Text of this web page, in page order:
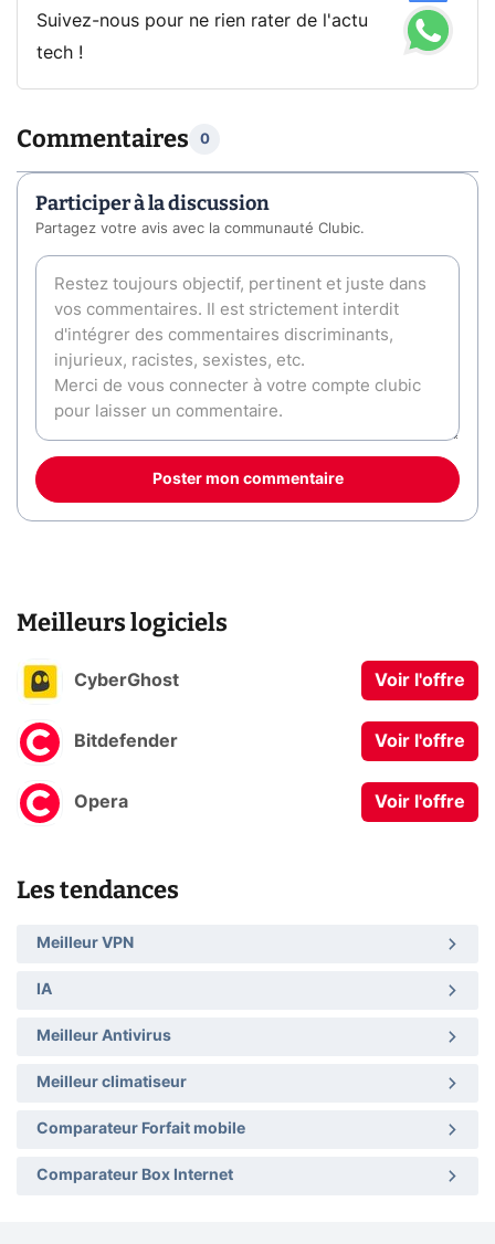
Suivez-nous pour ne rien rater de l'actu
tech !
Commentaires 0
Participer à la discussion
Partagez votre avis avec la communauté Clubic.
Poster mon commentaire
Meilleurs logiciels
CyberGhost Voir l'offre
Bitdefender Voir l'offre
Opera Voir l'offre
Les tendances
Meilleur VPN
IA
Meilleur Antivirus
Meilleur climatiseur
Comparateur Forfait mobile
Comparateur Box Internet